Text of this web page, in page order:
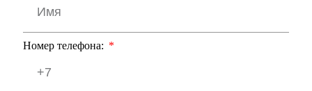
Номер телефона: